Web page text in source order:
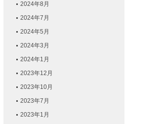
2024年8月
2024年7月
2024年5月
2024年3月
2024年1月
2023年12月
2023年10月
2023年7月
2023年1月